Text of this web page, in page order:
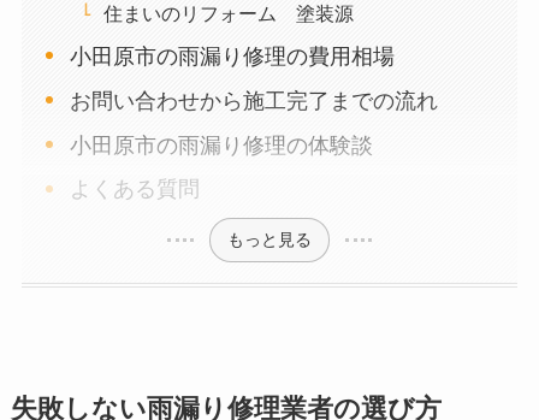
住まいのリフォーム 塗装源
小田原市の雨漏り修理の費用相場
お問い合わせから施工完了までの流れ
小田原市の雨漏り修理の体験談
よくある質問
もっと見る
失敗しない雨漏り修理業者の選び方